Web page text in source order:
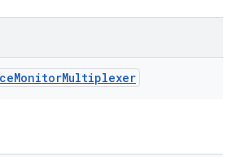
MonitorMultiplexer